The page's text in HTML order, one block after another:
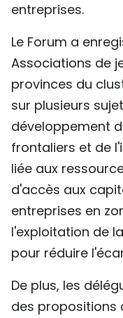
entreprises.
Le Forum a
Associations de
provinces du
sur plusieurs
développement
frontaliers et de
liée aux
d'accès aux
entreprises en
l'exploitation de
pour réduire
De plus, les
des propositions